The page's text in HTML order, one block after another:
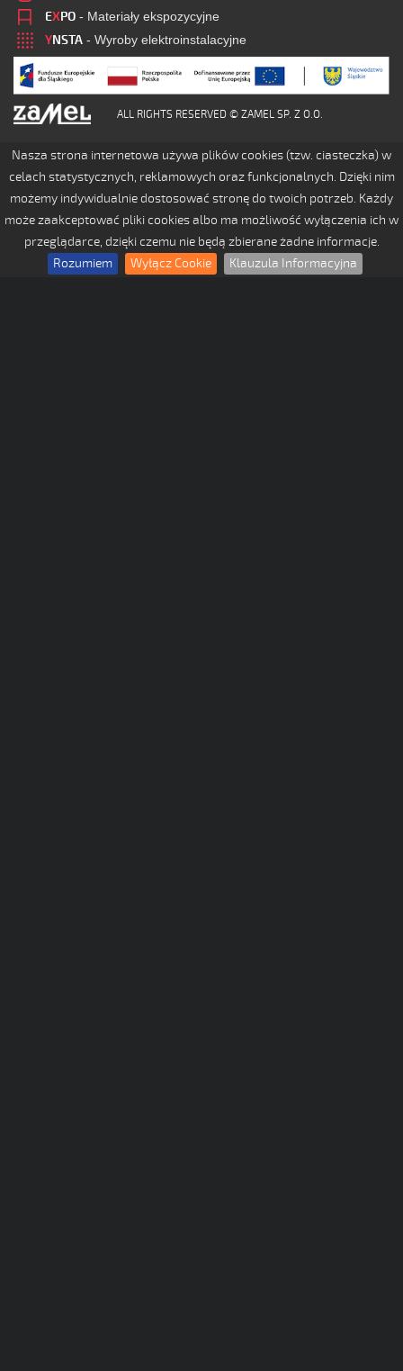
EXPO - Materiały ekspozycyjne
YNSTA - Wyroby elektroinstalacyjne
ALL RIGHTS RESERVED © ZAMEL SP. Z O.O.
Nasza strona internetowa używa plików cookies (tzw. ciasteczka) w
celach statystycznych, reklamowych oraz funkcjonalnych. Dzięki nim
możemy indywidualnie dostosować stronę do twoich potrzeb. Każdy
może zaakceptować pliki cookies albo ma możliwość wyłączenia ich w
przeglądarce, dzięki czemu nie będą zbierane żadne informacje.
Rozumiem
Wyłącz Cookie Klauzula Informacyjna